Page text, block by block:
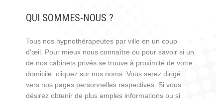
QUI SOMMES-NOUS ?
Tous nos hypnothérapeutes par ville en un coup
d'œil. Pour mieux nous connaître ou pour savoir si un
de nos cabinets privés se trouve à proximité de votre
domicile, cliquez sur nos noms. Vous serez dirigé
vers nos pages personnelles respectives. Si vous
désirez obtenir de plus amples informations ou si